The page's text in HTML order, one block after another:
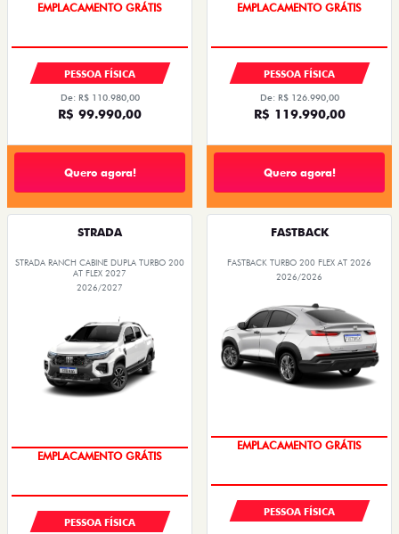
OPORTUNIDADE
PESSOA FÍSICA
De: R$ 110.980,00
R$ 99.990,00
Quero agora!
OPORTUNIDADE
PESSOA FÍSICA
De: R$ 126.990,00
R$ 119.990,00
Quero agora!
STRADA
STRADA RANCH CABINE DUPLA TURBO 200
AT FLEX 2027
2026/2027
OPORTUNIDADE
PESSOA FÍSICA
FASTBACK
FASTBACK TURBO 200 FLEX AT 2026
2026/2026
OPORTUNIDADE
PESSOA FÍSICA